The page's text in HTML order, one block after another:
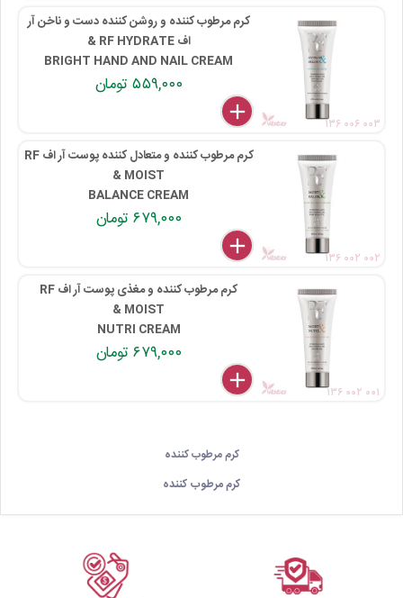
کرم مرطوب کننده و روشن کننده دست و ناخن آر
اف RF HYDRATE &
BRIGHT HAND AND NAIL CREAM
۵۵۹,۰۰۰ تومان
delete
remove
add
۱۳۶ ۰۰۶ ۰۰۳
کرم مرطوب کننده و متعادل کننده پوست آر اف RF
MOIST &
BALANCE CREAM
۶۷۹,۰۰۰ تومان
delete
remove
add
۱۳۶ ۰۰۲ ۰۰۲
کرم مرطوب کننده و مغذی پوست آر اف RF
MOIST &
NUTRI CREAM
۶۷۹,۰۰۰ تومان
delete
remove
add
۱۳۶ ۰۰۲ ۰۰۱
کرم مرطوب کننده
کرم مرطوب کننده